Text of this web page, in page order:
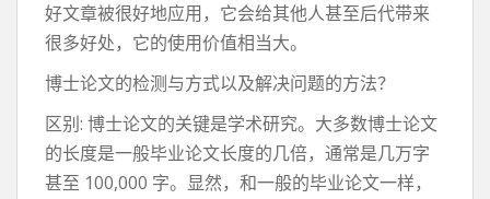
好文章被很好地应用，它会给其他人甚至后代带来
很多好处，它的使用价值相当大。
博士论文的检测与方式以及解决问题的方法？
区别: 博士论文的关键是学术研究。大多数博士论文
的长度是一般毕业论文长度的几倍，通常是几万字
甚至 100,000 字。显然，和一般的毕业论文一样，